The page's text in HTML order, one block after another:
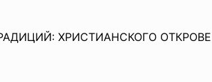
ХРИСТИАНСКОГО